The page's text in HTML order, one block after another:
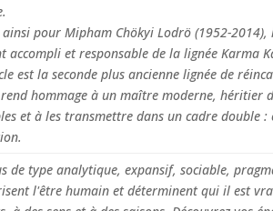
pour Mipham Chökyi Lodrö (1952-
accompli et responsable de la lignée Karma
est la seconde plus ancienne lignée de
hommage à un maître moderne, héritier
et à les transmettre dans un cadre double
de type analytique, expansif, sociable,
l'être humain et déterminent qui il est